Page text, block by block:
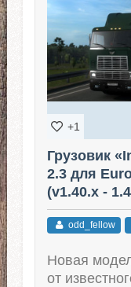
+1
Грузовик
2.3 для
(v1.40.x -
odd_fellow
Новая
от